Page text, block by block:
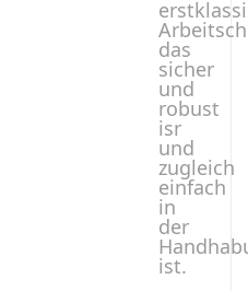
das
sicher
und
robust
isr
und
zugleich
einfach
in
der
ist.